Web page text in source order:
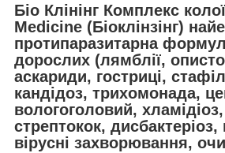
Біо Клінінг Комплекс
Medicine (Біоклінзінг)
протипаразитарна
дорослих (лямблії,
аскариди, гостриці,
кандідоз, трихомонада,
вологоголовий, хламідіоз,
стрептокок, дисбактеріоз,
вірусні захворювання,